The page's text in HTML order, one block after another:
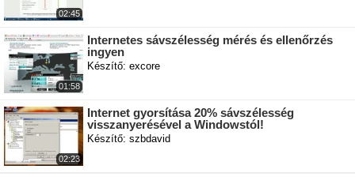
02:45
01:58
Internetes sávszélesség mérés és ellenőrzés
ingyen
Készítő: excore
02:23
Internet gyorsítása 20% sávszélesség
visszanyerésével a Windowstól!
Készítő: szbdavid